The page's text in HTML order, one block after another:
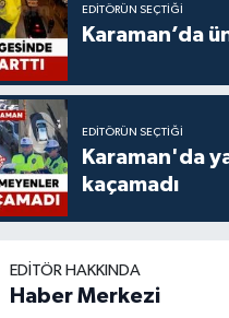
EDITÖRÜN SEÇTIĞI
Karaman’da
EDITÖRÜN SEÇTIĞI
Karaman'da
kaçamadı
EDITÖR HAKKINDA
Haber Merkezi